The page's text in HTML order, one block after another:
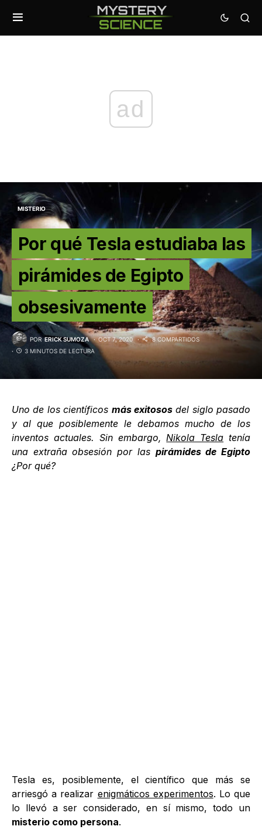
ad
MISTERIO
Por qué Tesla estudiaba las
pirámides de Egipto
obsesivamente
POR ERICK SUMOZA OCT 7, 2020
8 COMPARTIDOS
3 MINUTOS DE LECTURA
Uno de los científicos más exitososdel siglo pasado
y al que posiblemente le debamos mucho de los
inventos actuales. Sin embargo,Nikola Tesla tenía
una extraña obsesión por las pirámides de Egipto
¿Por qué?
Tesla es, posiblemente, el científico que más se
arriesgó a realizar enigmáticos experimentos. Lo que
lo llevó a ser considerado, en sí mismo, todo un
misterio como persona.